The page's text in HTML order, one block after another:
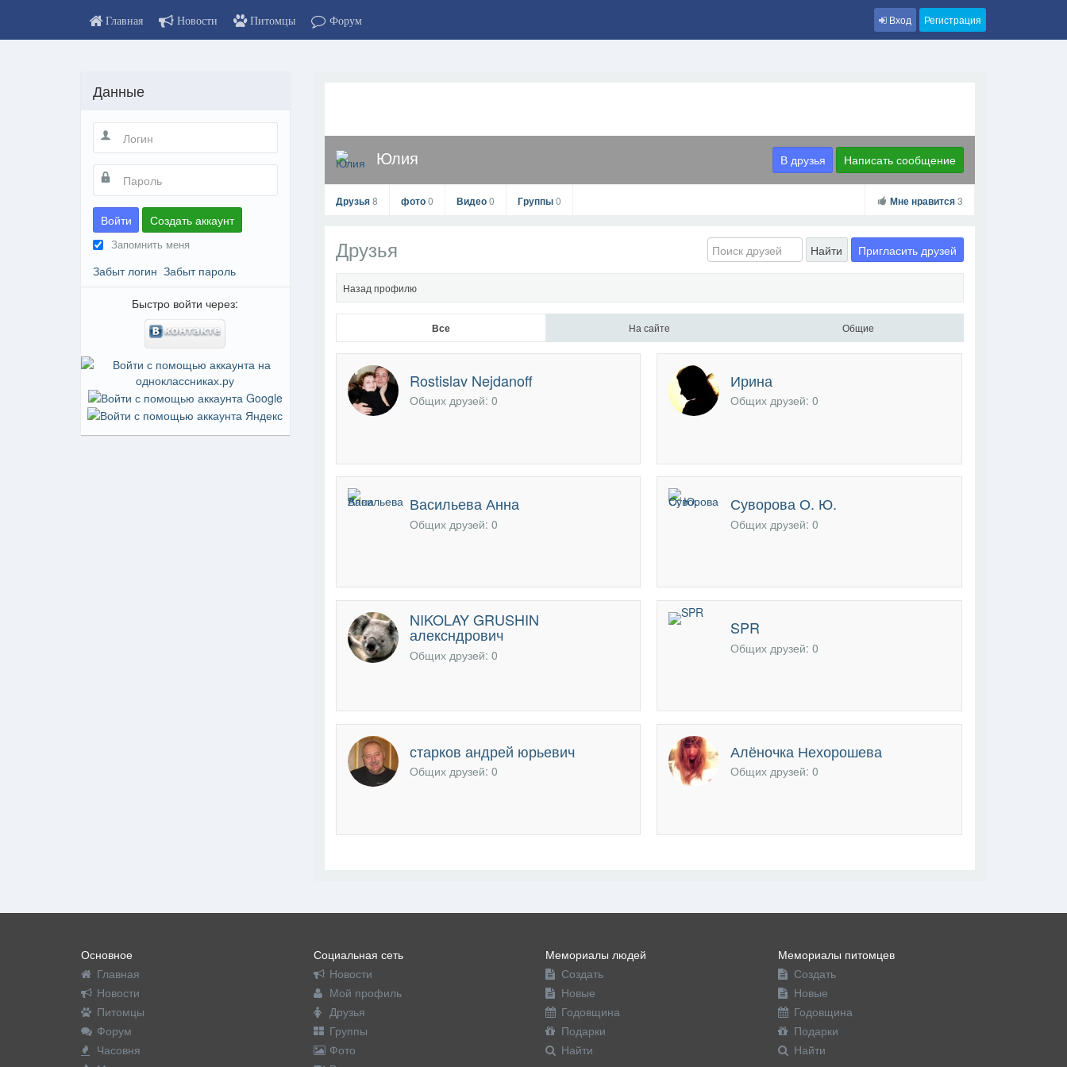
Главная Новости Питомцы Форум Вход Регистрация
Юлия В друзья Написать сообщение
На профиль
Друзья8 фото0 Видео0 Группы0 Мне нравится3
Друзья Найти Пригласить друзей
Назад профилю
Все На сайте Общие
Rostislav Nejdanoff
Общих друзей: 0
Ирина
Общих друзей: 0
Васильева Анна
Общих друзей: 0
Суворова О. Ю.
Общих друзей: 0
NIKOLAY GRUSHIN
алексндрович
Общих друзей: 0
SPR
Общих друзей: 0
старков андрей юрьевич
Общих друзей: 0
Алёночка Нехорошева
Общих друзей: 0
Данные
Войти Создать аккаунт
Запомнить меня
Забыт логин Забыт пароль
Быстро войти через:
Основное
Главная
Новости
Питомцы
Форум
Часовня
Социальная сеть
Новости
Мой профиль
Друзья
Группы
Фото
Мемориалы людей
Создать
Новые
Годовщина
Подарки
Найти
Мемориалы питомцев
Создать
Новые
Годовщина
Подарки
Найти